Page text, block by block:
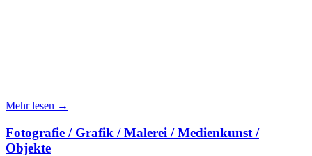
Mehr lesen →
Fotografie / Grafik / Malerei / Medienkunst /
Objekte